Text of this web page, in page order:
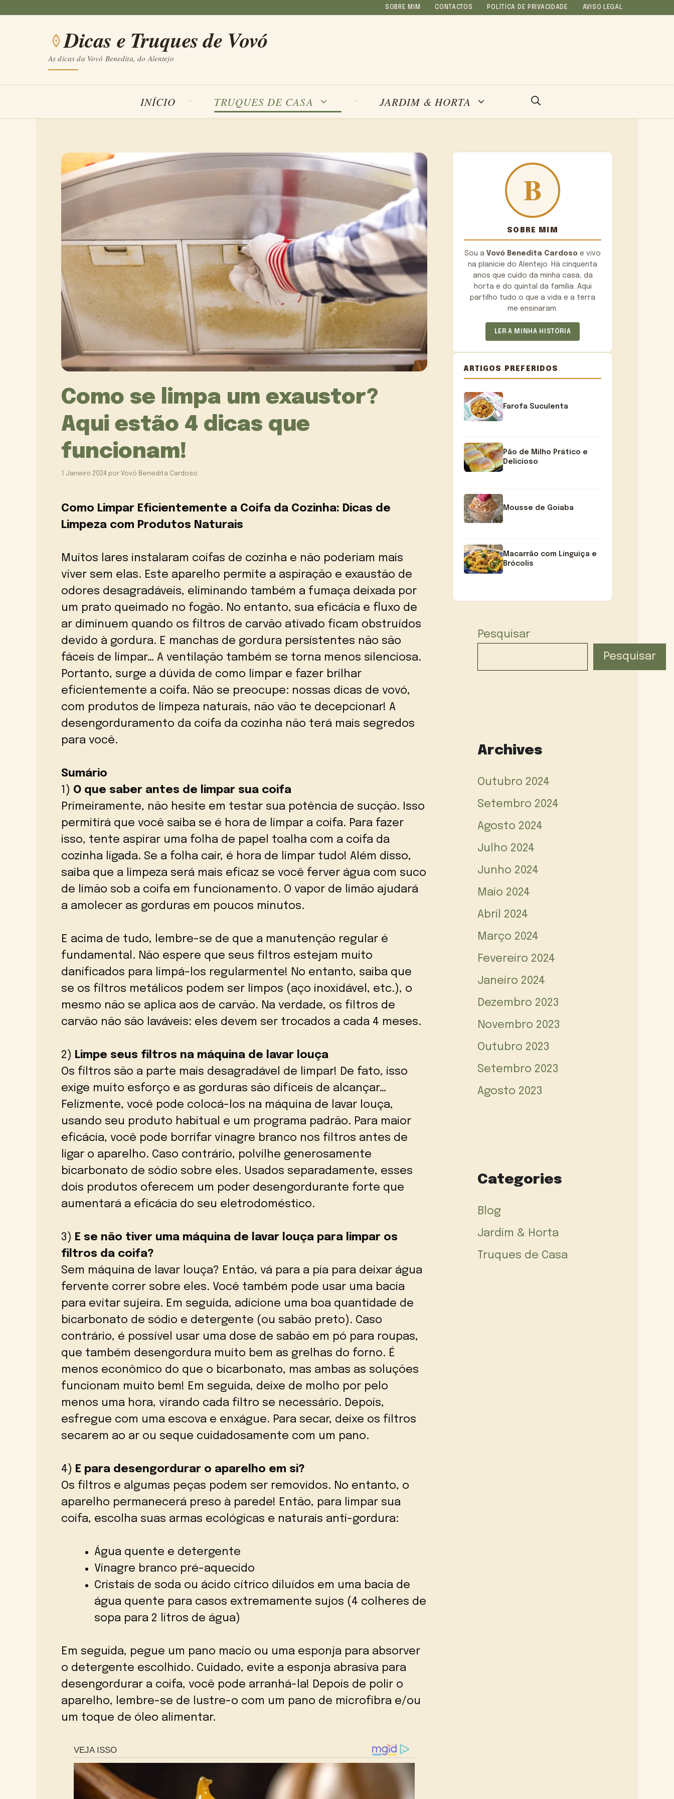
conteúdo
SOBRE MIM CONTACTOS POLÍTICA DE PRIVACIDADE AVISO LEGAL
Dicas e Truques de Vovó
As dicas da Vovó Benedita, do Alentejo
INÍCIO TRUQUES DE CASA JARDIM & HORTA
Como se limpa um exaustor?
Aqui estão 4 dicas que
funcionam!
1 Janeiro 2024 por Vovó Benedita Cardoso
Como Limpar Eficientemente a Coifa da Cozinha: Dicas de
Limpeza com Produtos Naturais
Muitos lares instalaram coifas de cozinha e não poderiam mais
viver sem elas. Este aparelho permite a aspiração e exaustão de
odores desagradáveis, eliminando também a fumaça deixada por
um prato queimado no fogão. No entanto, sua eficácia e fluxo de
ar diminuem quando os filtros de carvão ativado ficam obstruídos
devido à gordura. E manchas de gordura persistentes não são
fáceis de limpar… A ventilação também se torna menos silenciosa.
Portanto, surge a dúvida de como limpar e fazer brilhar
eficientemente a coifa. Não se preocupe: nossas dicas de vovó,
com produtos de limpeza naturais, não vão te decepcionar! A
desengorduramento da coifa da cozinha não terá mais segredos
para você.
Sumário
1) O que saber antes de limpar sua coifa
Primeiramente, não hesite em testar sua potência de sucção. Isso
permitirá que você saiba se é hora de limpar a coifa. Para fazer
isso, tente aspirar uma folha de papel toalha com a coifa da
cozinha ligada. Se a folha cair, é hora de limpar tudo! Além disso,
saiba que a limpeza será mais eficaz se você ferver água com suco
de limão sob a coifa em funcionamento. O vapor de limão ajudará
a amolecer as gorduras em poucos minutos.
E acima de tudo, lembre-se de que a manutenção regular é
fundamental. Não espere que seus filtros estejam muito
danificados para limpá-los regularmente! No entanto, saiba que
se os filtros metálicos podem ser limpos (aço inoxidável, etc.), o
mesmo não se aplica aos de carvão. Na verdade, os filtros de
carvão não são laváveis: eles devem ser trocados a cada 4 meses.
2) Limpe seus filtros na máquina de lavar louça
Os filtros são a parte mais desagradável de limpar! De fato, isso
exige muito esforço e as gorduras são difíceis de alcançar…
Felizmente, você pode colocá-los na máquina de lavar louça,
usando seu produto habitual e um programa padrão. Para maior
eficácia, você pode borrifar vinagre branco nos filtros antes de
ligar o aparelho. Caso contrário, polvilhe generosamente
bicarbonato de sódio sobre eles. Usados separadamente, esses
dois produtos oferecem um poder desengordurante forte que
aumentará a eficácia do seu eletrodoméstico.
3) E se não tiver uma máquina de lavar louça para limpar os
filtros da coifa?
Sem máquina de lavar louça? Então, vá para a pia para deixar água
fervente correr sobre eles. Você também pode usar uma bacia
para evitar sujeira. Em seguida, adicione uma boa quantidade de
bicarbonato de sódio e detergente (ou sabão preto). Caso
contrário, é possível usar uma dose de sabão em pó para roupas,
que também desengordura muito bem as grelhas do forno. É
menos econômico do que o bicarbonato, mas ambas as soluções
funcionam muito bem! Em seguida, deixe de molho por pelo
menos uma hora, virando cada filtro se necessário. Depois,
esfregue com uma escova e enxágue. Para secar, deixe os filtros
secarem ao ar ou seque cuidadosamente com um pano.
4) E para desengordurar o aparelho em si?
Os filtros e algumas peças podem ser removidos. No entanto, o
aparelho permanecerá preso à parede! Então, para limpar sua
coifa, escolha suas armas ecológicas e naturais anti-gordura:
Água quente e detergente
Vinagre branco pré-aquecido
Cristais de soda ou ácido cítrico diluídos em uma bacia de
água quente para casos extremamente sujos (4 colheres de
sopa para 2 litros de água)
Em seguida, pegue um pano macio ou uma esponja para absorver
o detergente escolhido. Cuidado, evite a esponja abrasiva para
desengordurar a coifa, você pode arranhá-la! Depois de polir o
aparelho, lembre-se de lustre-o com um pano de microfibra e/ou
um toque de óleo alimentar.
SOBRE MIM
Sou a Vovó Benedita Cardoso e vivo
na planície do Alentejo. Há cinquenta
anos que cuido da minha casa, da
horta e do quintal da família. Aqui
partilho tudo o que a vida e a terra
me ensinaram.
LER A MINHA HISTÓRIA
ARTIGOS PREFERIDOS
Farofa Suculenta
Pão de Milho Prático e
Delicioso
Mousse de Goiaba
Macarrão com Linguiça e
Brócolis
Pesquisar
Pesquisar
Archives
Outubro 2024
Setembro 2024
Agosto 2024
Julho 2024
Junho 2024
Maio 2024
Abril 2024
Março 2024
Fevereiro 2024
Janeiro 2024
Dezembro 2023
Novembro 2023
Outubro 2023
Setembro 2023
Agosto 2023
Categories
Blog
Jardim & Horta
Truques de Casa